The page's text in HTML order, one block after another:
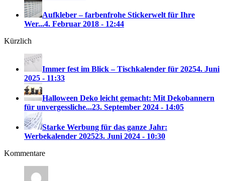
Aufkleber – farbenfrohe Stickerwelt für Ihre
Wer...4. Februar 2018 - 12:44
Kürzlich
Immer fest im Blick – Tischkalender für 20254. Juni
2025 - 11:33
Halloween Deko leicht gemacht: Mit Dekobannern
für unvergessliche...23. September 2024 - 14:05
Starke Werbung für das ganze Jahr:
Werbekalender 202523. Juni 2024 - 10:30
Kommentare